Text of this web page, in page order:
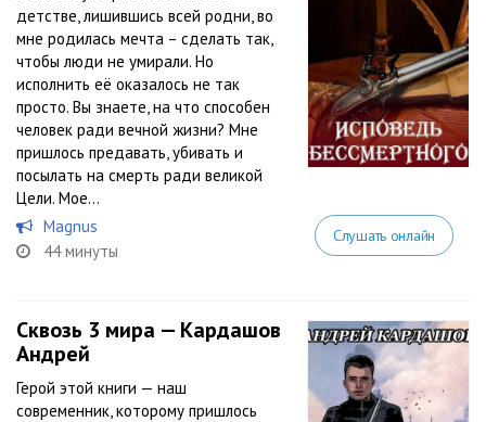
детстве, лишившись всей родни, во
мне родилась мечта – сделать так,
чтобы люди не умирали. Но
исполнить её оказалось не так
просто. Вы знаете, на что способен
человек ради вечной жизни? Мне
пришлось предавать, убивать и
посылать на смерть ради великой
Цели. Мое...
Magnus
44 минуты
Слушать онлайн
Сквозь 3 мира — Кардашов
Андрей
Герой этой книги — наш
современник, которому пришлось